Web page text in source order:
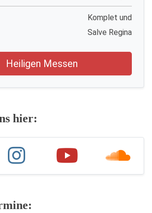
Komplet und
Salve Regina
Heiligen Messen
hier: